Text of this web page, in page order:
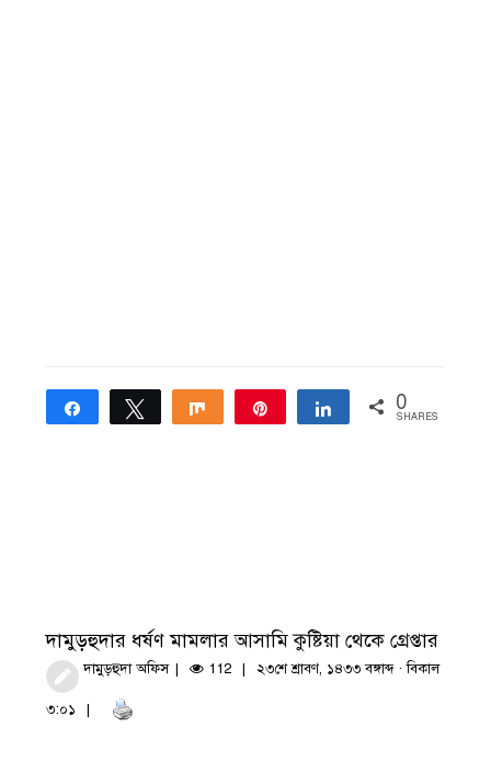
Share Tweet Share Share 0
SHARES
দামুড়হুদার ধর্ষণ মামলার আসামি কুষ্টিয়া থেকে গ্রেপ্তার
দামুড়হুদা অফিস 112 ২৩শে শ্রাবণ, ১৪৩৩ বঙ্গাব্দ · বিকাল
৩:০১